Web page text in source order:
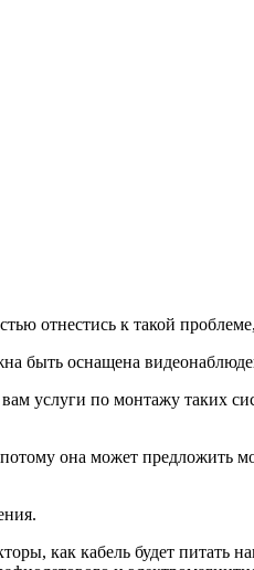
отнестись к такой
быть оснащена
услуги по монтажу таких
она может предложить
как кабель будет питать